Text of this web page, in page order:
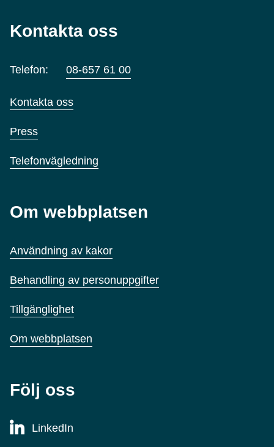
Kontakta oss
Telefon: 08-657 61 00
Kontakta oss
Press
Telefonvägledning
Om webbplatsen
Användning av kakor
Behandling av personuppgifter
Tillgänglighet
Om webbplatsen
Följ oss
LinkedIn